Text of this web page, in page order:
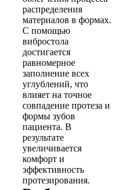
распределения
материалов в формах.
С помощью
вибростола
достигается
равномерное
заполнение всех
углублений, что
влияет на точное
совпадение протеза и
формы зубов
пациента. В
результате
увеличивается
комфорт и
эффективность
протезирования.